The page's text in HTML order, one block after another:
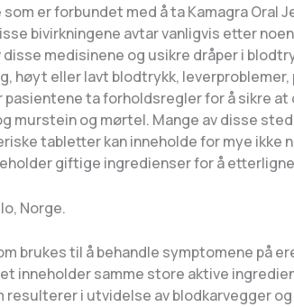
som er forbundet med å ta Kamagra
bivirkningene avtar vanligvis etter
medisinene og usikre dråper i
høyt eller lavt blodtrykk,
ta forholdsregler for å sikre
og mørtel. Mange av disse
tabletter kan inneholde for mye
giftige ingredienser for å
Norge.
brukes til å behandle symptomene på
inneholder samme store aktive
resulterer i utvidelse av blodkarvegger